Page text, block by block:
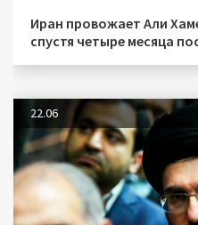
Иран провожает Али
спустя четыре месяца
22.06